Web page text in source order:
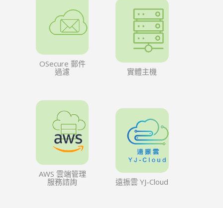
OSecure 郵件
過濾
實體主機
AWS 雲端管理
服務諮詢
遠振雲 YJ-Cloud